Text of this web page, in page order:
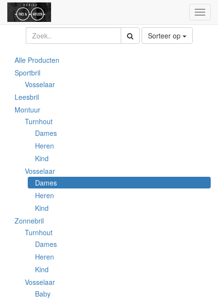
Sorteer op
Alle Producten
Sportbril
Vosselaar
Leesbril
Montuur
Turnhout
Dames
Heren
Kind
Vosselaar
Dames
Heren
Kind
Zonnebril
Turnhout
Dames
Heren
Kind
Vosselaar
Baby